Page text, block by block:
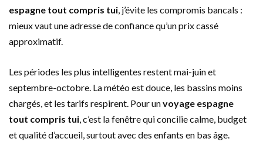
espagne tout compris tui, j’évite les compromis bancals :
mieux vaut une adresse de confiance qu’un prix cassé
approximatif.
Les périodes les plus intelligentes restent mai-juin et
septembre-octobre. La météo est douce, les bassins moins
chargés, et les tarifs respirent. Pour unvoyage espagne
tout compris tui, c’est la fenêtre qui concilie calme, budget
et qualité d’accueil, surtout avec des enfants en bas âge.